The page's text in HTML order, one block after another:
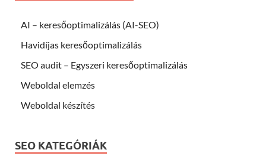
AI – keresőoptimalizálás (AI-SEO)
Havidíjas keresőoptimalizálás
SEO audit – Egyszeri keresőoptimalizálás
Weboldal elemzés
Weboldal készítés
SEO KATEGÓRIÁK